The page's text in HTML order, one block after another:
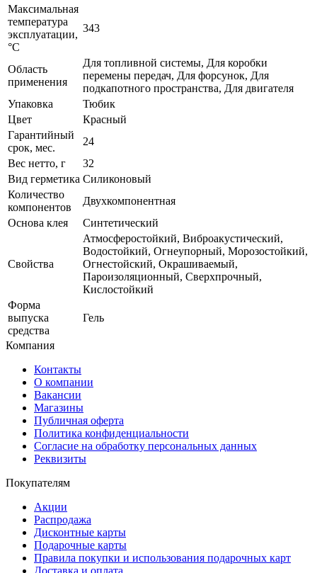
Максимальная
температура
эксплуатации,
°C
343
Область
применения
Для топливной системы, Для коробки
перемены передач, Для форсунок, Для
подкапотного пространства, Для двигателя
Упаковка
Тюбик
Цвет
Красный
Гарантийный
срок, мес.
24
Вес нетто, г
32
Вид герметика Силиконовый
Количество
компонентов
Двухкомпонентная
Основа клея
Синтетический
Свойства
Атмосферостойкий, Виброакустический,
Водостойкий, Огнеупорный, Морозостойкий,
Огнестойский, Окрашиваемый,
Пароизоляционный, Сверхпрочный,
Кислостойкий
Форма
выпуска
средства
Гель
Компания
Контакты
О компании
Вакансии
Магазины
Публичная оферта
Политика конфиденциальности
Согласие на обработку персональных данных
Реквизиты
Покупателям
Акции
Распродажа
Дисконтные карты
Подарочные карты
Правила покупки и использования подарочных карт
Доставка и оплата